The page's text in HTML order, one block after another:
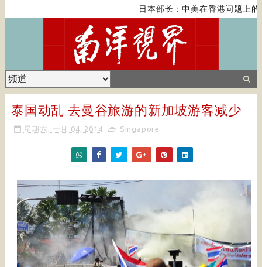
日本部长：中美在香港问题上的
泰国动乱 去曼谷旅游的新加坡游客减少
星期六, 一月 04, 2014 Singapore